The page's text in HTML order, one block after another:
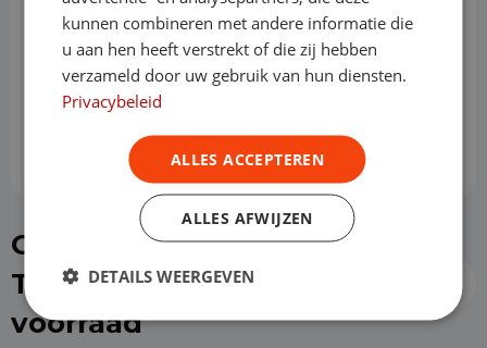
Slottermijn
€ 535,46
Of kies direct een Ford
Transit Connect uit de
voorraad
kunnen combineren met andere informatie die
u aan hen heeft verstrekt of die zij hebben
verzameld door uw gebruik van hun diensten.
Privacybeleid
ALLES ACCEPTEREN
ALLES AFWIJZEN
DETAILS WEERGEVEN